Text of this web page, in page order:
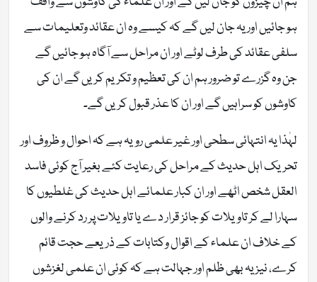
ہو جائیں اور یہ جان لیں گے کہ کیسے وہ ان عقائد وتعلیمات سے
سلفی عقائد کی طرف لوٹے اور ان مراحل سے آگاہ ہو جائیں گے
جن وہ گزرے تو ضرور ہم ان کی تعظیم و تکریم کریں گے ان کی
کاوشوں کو سراہیں گے اور ان کا عذر قبول کریں گے۔
لہٰذا یہ انتہائی سطحی اور غیر علمی رویہ ہے کہ احوال و ظروف اور
تحریک اہل حدیث کے مراحل کی رعایت کئے بغیر آج کوئی فاسد
العقل شخص اٹھے اور ان کبار علمائے اہل حدیث کی غلطیوں کا
سہارا لے کر تاویلات کو جائز قرار دے یا تاویلات پر رد کرنے والوں
کے خلاف ان علماء کے اقوال وکتابات کے ذریعے حجت قائم
کرے، نیز یہ بھی ظلم اور جہالت ہے کہ کوئی ان علمی لغزشوں